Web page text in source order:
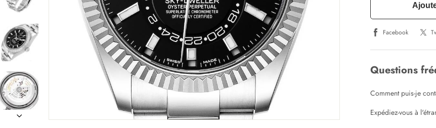
Facebook
Questions
Comment puis-je
Expédiez-vous à